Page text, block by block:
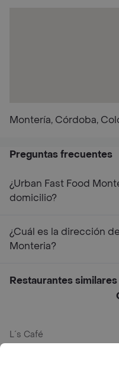
Montería, Córdoba,
Preguntas frecuentes
¿Urban Fast Food
domicilio?
¿Cuál es la dirección
Monteria?
Restaurantes
L´s Café